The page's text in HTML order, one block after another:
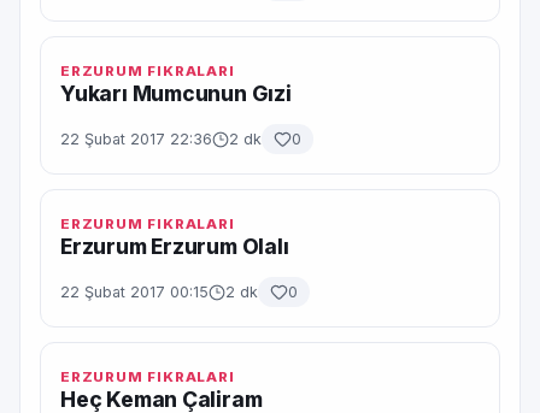
ERZURUM FIKRALARI
Yukarı Mumcunun Gızi
22 Şubat 2017 22:36 2 dk 0
ERZURUM FIKRALARI
Erzurum Erzurum Olalı
22 Şubat 2017 00:15 2 dk 0
ERZURUM FIKRALARI
Heç Keman Çaliram